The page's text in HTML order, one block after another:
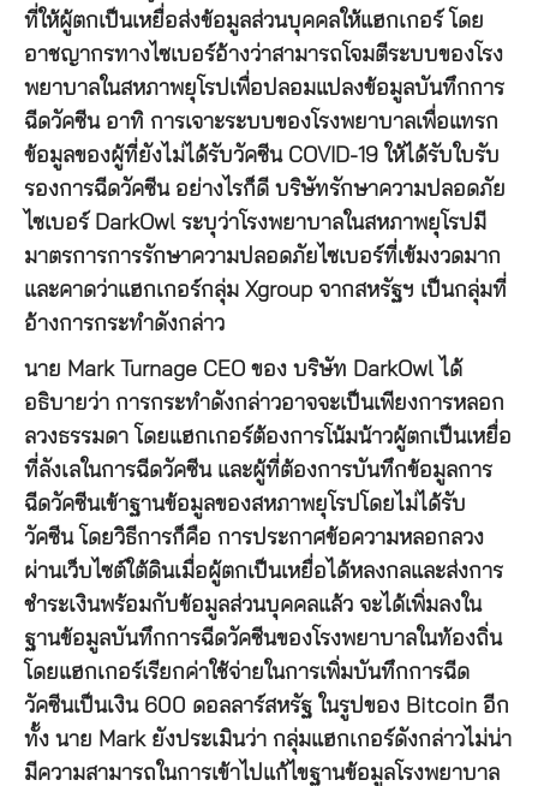
ที่ให้ผู้ตกเป็นเหยื่อส่งข้อมูลส่วนบุคคลให้แฮกเกอร์ โดย
อาชญากรทางไซเบอร์อ้างว่าสามารถโจมตีระบบของโรง
พยาบาลในสหภาพยุโรปเพื่อปลอมแปลงข้อมูลบันทึกการ
ฉีดวัคซีน อาทิ การเจาะระบบของโรงพยาบาลเพื่อแทรก
ข้อมูลของผู้ที่ยังไม่ได้รับวัคซีน COVID-19 ให้ได้รับใบรับ
รองการฉีดวัคซีน อย่างไรก็ดี บริษัทรักษาความปลอดภัย
ไซเบอร์ DarkOwl ระบุว่าโรงพยาบาลในสหภาพยุโรปมี
มาตรการการรักษาความปลอดภัยไซเบอร์ที่เข้มงวดมาก
และคาดว่าแฮกเกอร์กลุ่ม Xgroup จากสหรัฐฯ เป็นกลุ่มที่
อ้างการกระทำดังกล่าว
นาย Mark Turnage CEO ของ บริษัท DarkOwl ได้
อธิบายว่า การกระทำดังกล่าวอาจจะเป็นเพียงการหลอก
ลวงธรรมดา โดยแฮกเกอร์ต้องการโน้มน้าวผู้ตกเป็นเหยื่อ
ที่ลังเลในการฉีดวัคซีน และผู้ที่ต้องการบันทึกข้อมูลการ
ฉีดวัคซีนเข้าฐานข้อมูลของสหภาพยุโรปโดยไม่ได้รับ
วัคซีน โดยวิธีการก็คือ การประกาศข้อความหลอกลวง
ผ่านเว็บไซต์ใต้ดินเมื่อผู้ตกเป็นเหยื่อได้หลงกลและส่งการ
ชำระเงินพร้อมกับข้อมูลส่วนบุคคลแล้ว จะได้เพิ่มลงใน
ฐานข้อมูลบันทึกการฉีดวัคซีนของโรงพยาบาลในท้องถิ่น
โดยแฮกเกอร์เรียกค่าใช้จ่ายในการเพิ่มบันทึกการฉีด
วัคซีนเป็นเงิน 600 ดอลลาร์สหรัฐ ในรูปของ Bitcoin อีก
ทั้ง นาย Mark ยังประเมินว่า กลุ่มแฮกเกอร์ดังกล่าวไม่น่า
มีความสามารถในการเข้าไปแก้ไขฐานข้อมูลโรงพยาบาล